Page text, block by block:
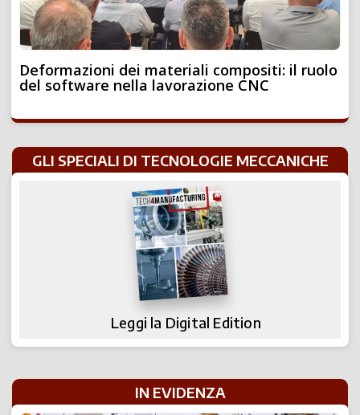
Deformazioni dei materiali compositi: il ruolo
del software nella lavorazione CNC
GLI SPECIALI DI TECNOLOGIE MECCANICHE
Leggi la Digital Edition
IN EVIDENZA